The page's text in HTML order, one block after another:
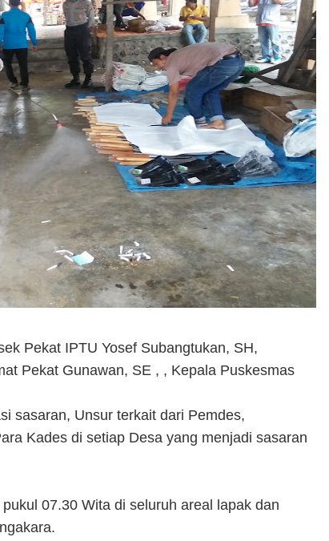
Pekat IPTU Yosef Subangtukan, SH,
Pekat Gunawan, SE , , Kepala Puskesmas
sasaran, Unsur terkait dari Pemdes,
Kades di setiap Desa yang menjadi sasaran
07.30 Wita di seluruh areal lapak dan